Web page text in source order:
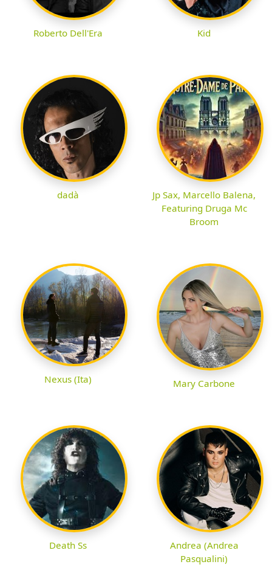
Roberto Dell'Era Kid
dadà
Jp Sax, Marcello Balena,
Featuring Druga Mc
Broom
Nexus (Ita) Mary Carbone
Death Ss
Andrea (Andrea
Pasqualini)